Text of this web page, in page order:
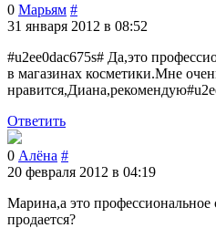
0 Марьям #
31 января 2012 в 08:52
#u2ee0dac675s# Да,это
в магазинах косметики.Мне
Ответить
0 Алёна #
20 февраля 2012 в 04:19
Марина,а это профессиональное
продается?